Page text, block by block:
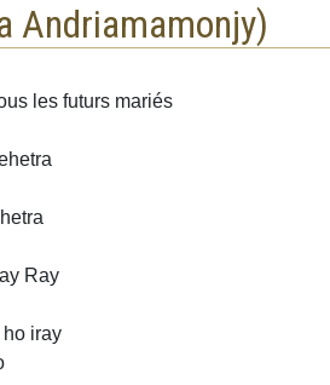
Andriamamonjy)
les futurs mariés
Ray
iray